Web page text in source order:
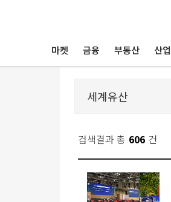
마켓 금융 부동산 산업
검색결과 총 606 건